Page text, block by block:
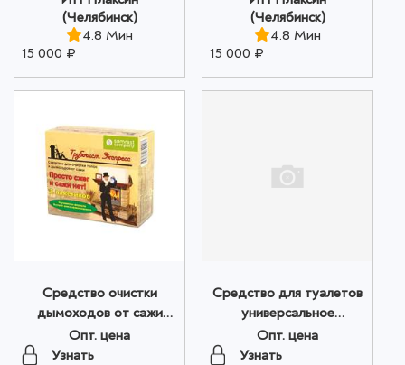
(Челябинск)
4.8 Мин
15 000 ₽
(Челябинск)
4.8 Мин
15 000 ₽
Средство очистки
дымоходов от сажи
"Трубочист Экспресс"
№ 5 оптом
Опт. цена
Узнать
Средство для туалетов
универсальное
"ВСЕСЕЗОНКА -
универсал" 3 литра
Опт. цена
Узнать